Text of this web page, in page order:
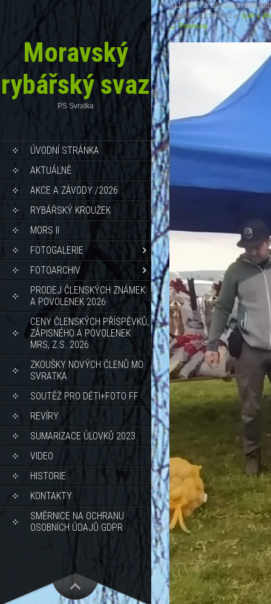
Moravský
rybářský svaz
PS Svratka
ÚVODNÍ STRÁNKA
AKTUÁLNĚ
AKCE A ZÁVODY /2026
RYBÁŘSKÝ KROUŽEK
MORS II
FOTOGALERIE
FOTOARCHIV
PRODEJ ČLENSKÝCH ZNÁMEK
A POVOLENEK 2026
CENY ČLENSKÝCH PŘÍSPĚVKŮ,
ZÁPISNÉHO A POVOLENEK
MRS, Z.S. 2026
ZKOUŠKY NOVÝCH ČLENŮ MO
SVRATKA
SOUTĚŽ PRO DĚTI+FOTO FF
REVÍRY
SUMARIZACE ÚLOVKŮ 2023
VIDEO
HISTORIE
KONTAKTY
SMĚRNICE NA OCHRANU
OSOBNÍCH ÚDAJŮ GDPR
Published11.10.2022 at1148 ×
←Previous